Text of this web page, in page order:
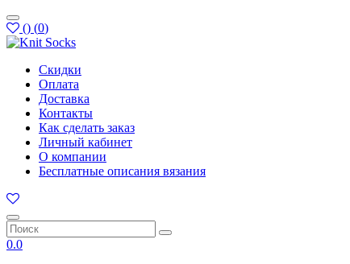
() (0)
Скидки
Оплата
Доставка
Контакты
Как сделать заказ
Личный кабинет
О компании
Бесплатные описания вязания
0.0